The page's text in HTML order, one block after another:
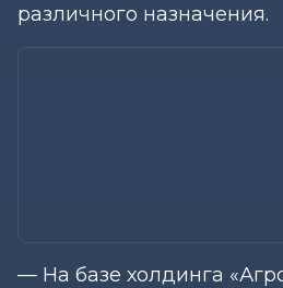
различного назначения.
— На базе холдинга